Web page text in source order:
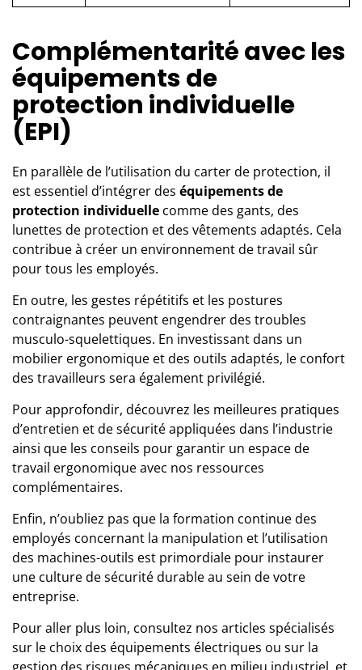
Complémentarité avec les
équipements de
protection individuelle
(EPI)
En parallèle de l’utilisation du carter de protection, il
est essentiel d’intégrer des équipements de
protection individuelle comme des gants, des
lunettes de protection et des vêtements adaptés. Cela
contribue à créer un environnement de travail sûr
pour tous les employés.
En outre, les gestes répétitifs et les postures
contraignantes peuvent engendrer des troubles
musculo-squelettiques. En investissant dans un
mobilier ergonomique et des outils adaptés, le confort
des travailleurs sera également privilégié.
Pour approfondir, découvrez les meilleures pratiques
d’entretien et de sécurité appliquées dans l’industrie
ainsi que les conseils pour garantir un espace de
travail ergonomique avec nos ressources
complémentaires.
Enfin, n’oubliez pas que la formation continue des
employés concernant la manipulation et l’utilisation
des machines-outils est primordiale pour instaurer
une culture de sécurité durable au sein de votre
entreprise.
Pour aller plus loin, consultez nos articles spécialisés
sur le choix des équipements électriques ou sur la